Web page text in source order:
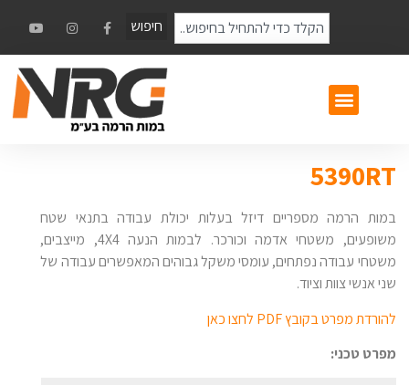
חיפוש
5390RT
במות הרמה מספריים דיזל בעלות יכולת עבודה בתנאי שטח
משופעים, משטחי אדמה וכורכר. לבמות הנעה 4X4, מייצבים,
משטחי עבודה נפתחים, עומסי משקל גבוהים המאפשרים עבודה של
שני אנשי צוות וציוד.
להורדת מפרט בקובץ PDF לחצו כאן
מפרט טכני: